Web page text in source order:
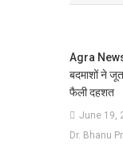
Agra
बदमाशों ने
फैली दहशत
June 19,
Dr. Bhanu